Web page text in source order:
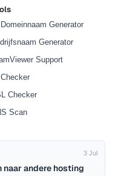
Generator
Generator
Support
Checker
Checker
Scan
3 Jul
naar andere hosting